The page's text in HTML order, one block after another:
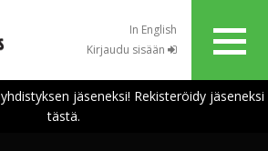
In English
Kirjaudu sisään
jäseneksi! Rekisteröidy jäseneksi
tästä.